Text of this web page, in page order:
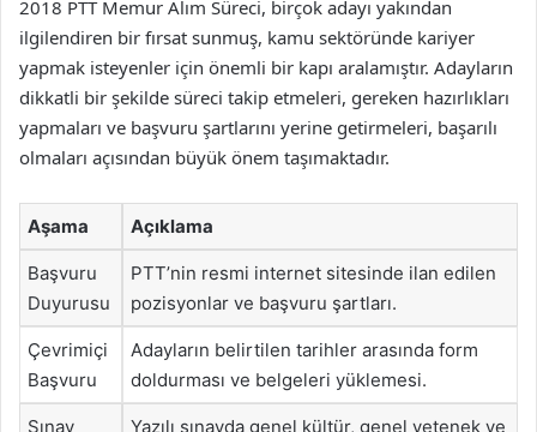
2018 PTT Memur Alım Süreci, birçok adayı yakından
ilgilendiren bir fırsat sunmuş, kamu sektöründe kariyer
yapmak isteyenler için önemli bir kapı aralamıştır. Adayların
dikkatli bir şekilde süreci takip etmeleri, gereken hazırlıkları
yapmaları ve başvuru şartlarını yerine getirmeleri, başarılı
olmaları açısından büyük önem taşımaktadır.
Aşama Açıklama
Başvuru
Duyurusu
PTT’nin resmi internet sitesinde ilan edilen
pozisyonlar ve başvuru şartları.
Çevrimiçi
Başvuru
Adayların belirtilen tarihler arasında form
doldurması ve belgeleri yüklemesi.
Sınav
Yazılı sınavda genel kültür, genel yetenek ve